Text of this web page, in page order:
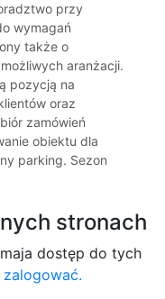
przy
wymagań
także o
aranżacji.
pozycją na
oraz
zamówień
obiektu dla
parking. Sezon
stronach
dostęp do tych
zalogować.